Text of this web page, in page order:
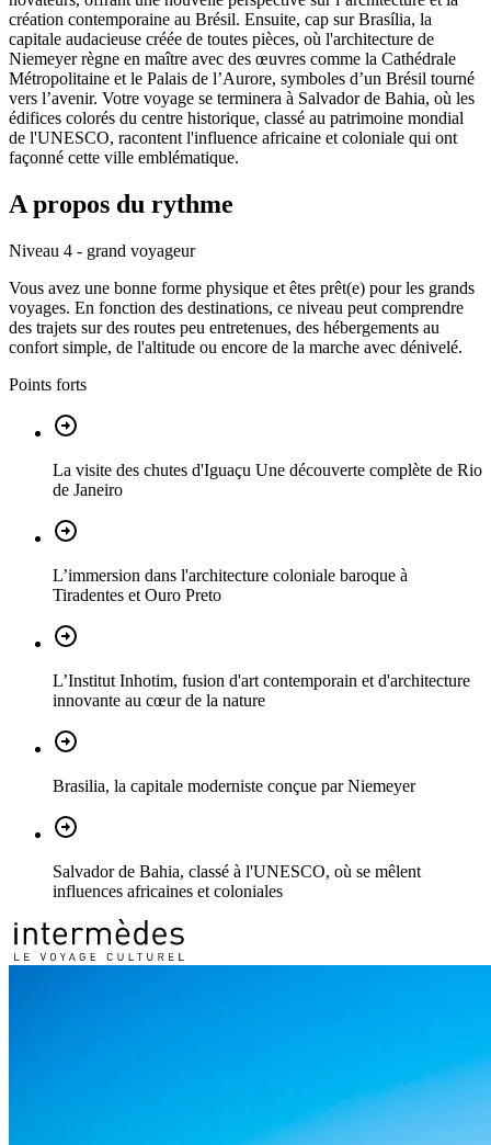
création contemporaine au Brésil. Ensuite, cap sur Brasília, la
capitale audacieuse créée de toutes pièces, où l'architecture de
Niemeyer règne en maître avec des œuvres comme la Cathédrale
Métropolitaine et le Palais de l’Aurore, symboles d’un Brésil tourné
vers l’avenir. Votre voyage se terminera à Salvador de Bahia, où les
édifices colorés du centre historique, classé au patrimoine mondial
de l'UNESCO, racontent l'influence africaine et coloniale qui ont
façonné cette ville emblématique.
A propos du rythme
Niveau 4 - grand voyageur
Vous avez une bonne forme physique et êtes prêt(e) pour les grands
voyages. En fonction des destinations, ce niveau peut comprendre
des trajets sur des routes peu entretenues, des hébergements au
confort simple, de l'altitude ou encore de la marche avec dénivelé.
Points forts
La visite des chutes d'Iguaçu Une découverte complète de Rio
de Janeiro
L’immersion dans l'architecture coloniale baroque à
Tiradentes et Ouro Preto
L’Institut Inhotim, fusion d'art contemporain et d'architecture
innovante au cœur de la nature
Brasilia, la capitale moderniste conçue par Niemeyer
Salvador de Bahia, classé à l'UNESCO, où se mêlent
influences africaines et coloniales